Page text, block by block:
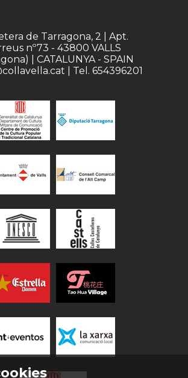
de Tarragona, 2 | Apt.
nº73 - 43800 VALLS
| CATALUNYA - SPAIN
| Tel. 654396201